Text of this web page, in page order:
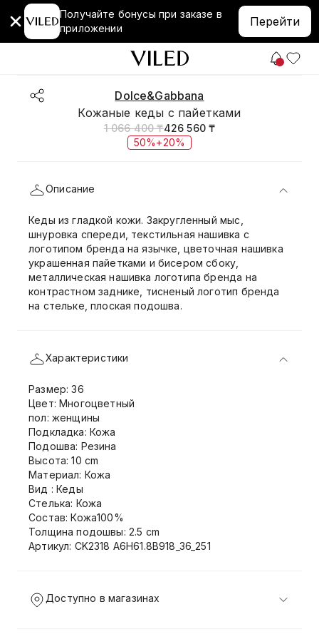
Получайте бонусы при заказе в
приложении
Перейти
Dolce&Gabbana
Кожаные кеды с пайетками
1 066 400 ₸426 560 ₸
50%+20%
Описание
Кеды из гладкой кожи. Закругленный мыс,
шнуровка спереди, текстильная нашивка с
логотипом бренда на язычке, цветочная нашивка
украшенная пайетками и бисером сбоку,
металлическая нашивка логотипа бренда на
контрастном заднике, тисненый логотип бренда
на стельке, плоская подошва.
Характеристики
Размер: 36
Цвет: Многоцветный
пол: женщины
Подкладка: Кожа
Подошва: Резина
Высота: 10 cm
Материал: Кожа
Вид : Кеды
Стелька: Кожа
Состав: Кожа100%
Толщина подошвы: 2.5 cm
Артикул: CK2318 A6H61.8B918_36_251
Доступно в магазинах